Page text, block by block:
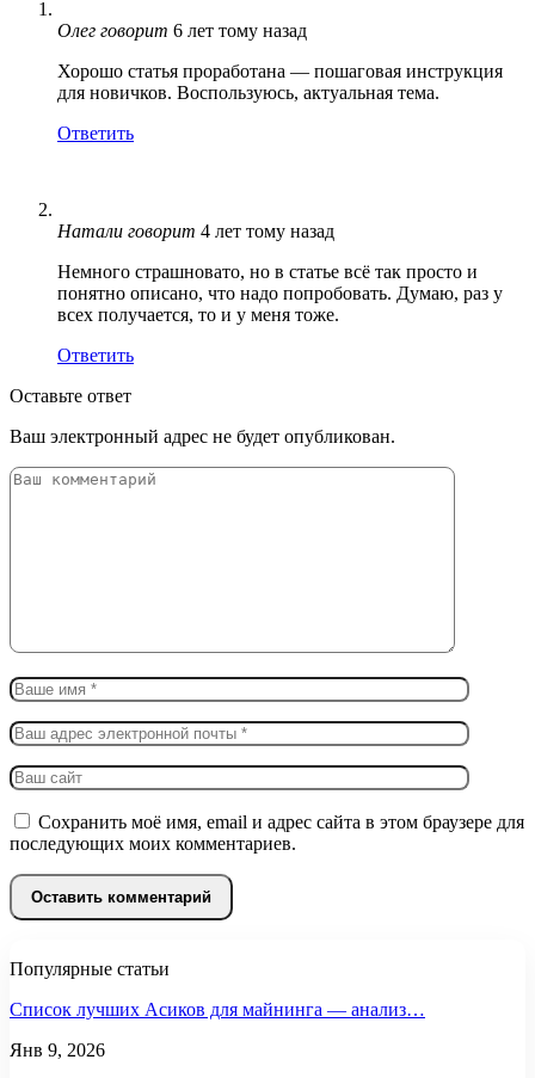
Олег говорит 6 лет тому назад
Хорошо статья проработана — пошаговая инструкция
для новичков. Воспользуюсь, актуальная тема.
Ответить
Натали говорит 4 лет тому назад
Немного страшновато, но в статье всё так просто и
понятно описано, что надо попробовать. Думаю, раз у
всех получается, то и у меня тоже.
Ответить
Оставьте ответ
Ваш электронный адрес не будет опубликован.
Сохранить моё имя, email и адрес сайта в этом браузере для
последующих моих комментариев.
Популярные статьи
Список лучших Асиков для майнинга — анализ…
Янв 9, 2026